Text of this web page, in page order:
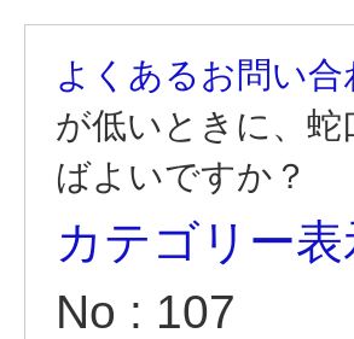
よくあるお問い合
が低いときに、
ばよいですか？
カテゴリー表
No : 107